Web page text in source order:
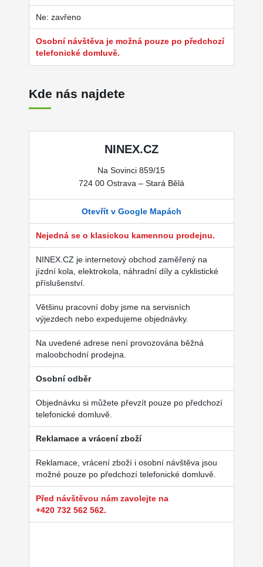
Ne: zavřeno
Osobní návštěva je možná pouze po předchozí
telefonické domluvě.
Kde nás najdete
NINEX.CZ
Na Sovinci 859/15
724 00 Ostrava – Stará Bělá
Otevřít v Google Mapách
Nejedná se o klasickou kamennou prodejnu.
NINEX.CZ je internetový obchod zaměřený na
jízdní kola, elektrokola, náhradní díly a cyklistické
příslušenství.
Většinu pracovní doby jsme na servisních
výjezdech nebo expedujeme objednávky.
Na uvedené adrese není provozována běžná
maloobchodní prodejna.
Osobní odběr
Objednávku si můžete převzít pouze po předchozí
telefonické domluvě.
Reklamace a vrácení zboží
Reklamace, vrácení zboží i osobní návštěva jsou
možné pouze po předchozí telefonické domluvě.
Před návštěvou nám zavolejte na
+420 732 562 562.